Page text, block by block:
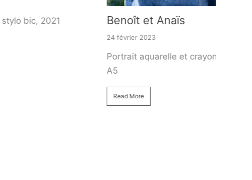
Benoît et Anaïs
Portrait aquarelle et crayon sur papier format